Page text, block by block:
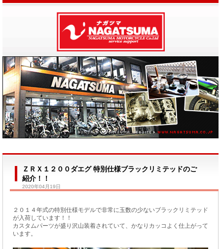
ＺＲＸ１２００ダエグ 特別仕様ブラックリミテッドのご
紹介！！
2020年04月19日
２０１４年式の特別仕様モデルで非常に玉数の少ないブラックリミテッド
が入荷しています！！
カスタムパーツが盛り沢山装着されていて、かなりカッコよく仕上がって
います。